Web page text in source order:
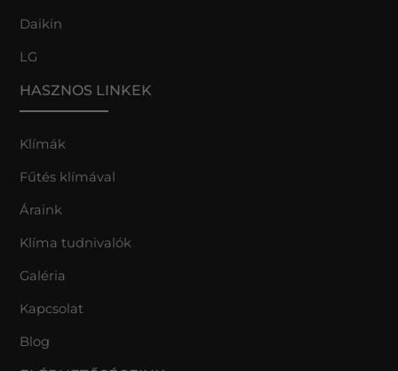
Daikin
LG
HASZNOS LINKEK
Klímák
Fűtés klímával
Áraink
Klíma tudnivalók
Galéria
Kapcsolat
Blog